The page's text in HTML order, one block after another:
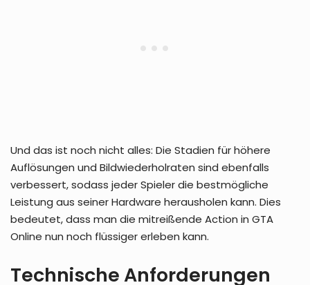
Und das ist noch nicht alles: Die Stadien für höhere
Auflösungen und Bildwiederholraten sind ebenfalls
verbessert, sodass jeder Spieler die bestmögliche
Leistung aus seiner Hardware herausholen kann. Dies
bedeutet, dass man die mitreißende Action in GTA
Online nun noch flüssiger erleben kann.
Technische Anforderungen